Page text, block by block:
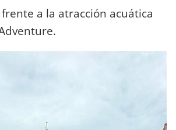
a la atracción acuática